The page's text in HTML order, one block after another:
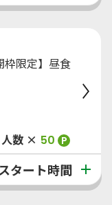
枠限定】昼食
人数 × 50 P
タート時間